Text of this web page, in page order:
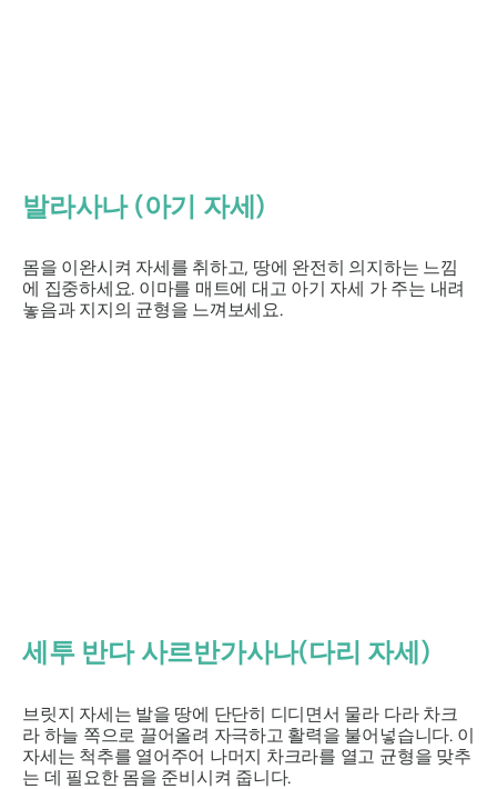
발라사나(아기 자세)
몸을 이완시켜 자세를 취하고, 땅에 완전히 의지하는 느낌
에 집중하세요. 이마를 매트에 대고 아기 자세 가 주는 내려
놓음과 지지의 균형을 느껴보세요.
세투 반다 사르반가사나(다리 자세)
브릿지 자세는 발을 땅에 단단히 디디면서 물라 다라 차크
라하늘 쪽으로 끌어올려 자극하고 활력을 불어넣습니다. 이
자세는 척추를 열어주어 나머지 차크라를 열고 균형을 맞추
는 데 필요한 몸을 준비시켜 줍니다.